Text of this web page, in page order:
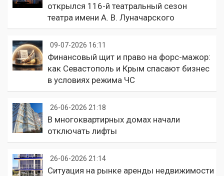
открылся 116-й театральный сезон
театра имени А. В. Луначарского
09-07-2026 16:11
Финансовый щит и право на форс-мажор:
как Севастополь и Крым спасают бизнес
в условиях режима ЧС
26-06-2026 21:18
В многоквартирных домах начали
отключать лифты
26-06-2026 21:14
Ситуация на рынке аренды недвижимости